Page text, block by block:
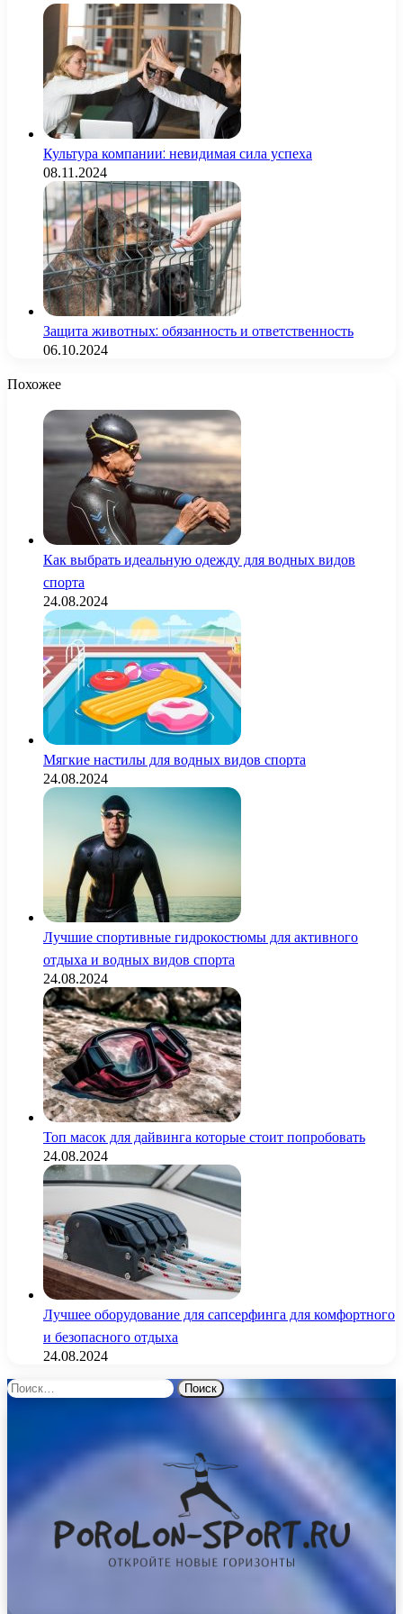
Культура компании: невидимая сила успеха
08.11.2024
Защита животных: обязанность и ответственность
06.10.2024
Похожее
Как выбрать идеальную одежду для водных видов
спорта
24.08.2024
Мягкие настилы для водных видов спорта
24.08.2024
Лучшие спортивные гидрокостюмы для активного
отдыха и водных видов спорта
24.08.2024
Топ масок для дайвинга которые стоит попробовать
24.08.2024
Лучшее оборудование для сапсерфинга для комфортного
и безопасного отдыха
24.08.2024
Найти: